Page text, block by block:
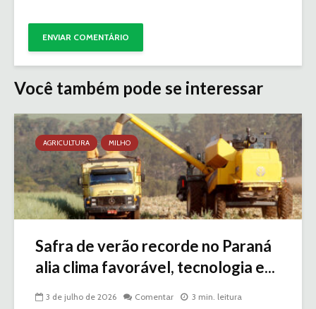
Você também pode se interessar
AGRICULTURA MILHO
Safra de verão recorde no Paraná
alia clima favorável, tecnologia e...
3 de julho de 2026 Comentar 3 min. leitura